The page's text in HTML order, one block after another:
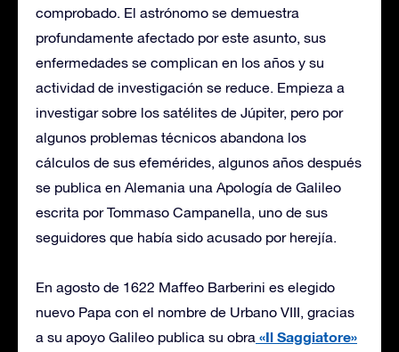
comprobado. El astrónomo se demuestra
profundamente afectado por este asunto, sus
enfermedades se complican en los años y su
actividad de investigación se reduce. Empieza a
investigar sobre los satélites de Júpiter, pero por
algunos problemas técnicos abandona los
cálculos de sus efemérides, algunos años después
se publica en Alemania una Apología de Galileo
escrita por Tommaso Campanella, uno de sus
seguidores que había sido acusado por herejía.
En agosto de 1622 Maffeo Barberini es elegido
nuevo Papa con el nombre de Urbano VIII, gracias
a su apoyo Galileo publica su obra «Il Saggiatore»